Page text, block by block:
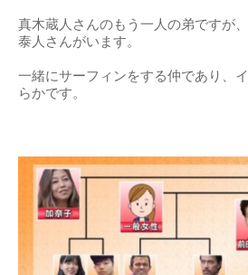
真木蔵人さんのもう一人の弟ですが
泰人さんがいます。
一緒にサーフィンをする仲であり、
らかです。